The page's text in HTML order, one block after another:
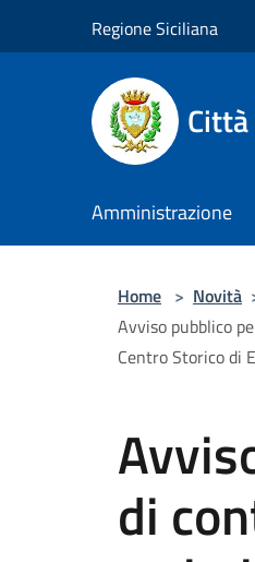
Regione Siciliana
Amministrazione
Home > Novità
Avviso pubblico
Centro Storico di
di